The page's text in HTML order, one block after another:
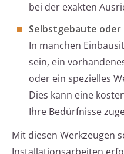
bei der exakten
Selbstgebaute
In manchen
sein, ein
oder ein spezielles
Dies kann eine
Ihre Bedürfnisse
Mit diesen Werkzeugen